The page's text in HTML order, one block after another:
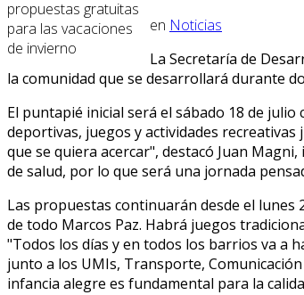
en Noticias
La Secretaría de
la comunidad que se desarrollará durante
El puntapié inicial será el sábado 18 de
deportivas, juegos y actividades
que se quiera acercar", destacó Juan
de salud, por lo que será una jornada
Las propuestas continuarán desde el lunes
de todo Marcos Paz. Habrá juegos
"Todos los días y en todos los barrios va a
junto a los UMIs, Transporte,
infancia alegre es fundamental para la